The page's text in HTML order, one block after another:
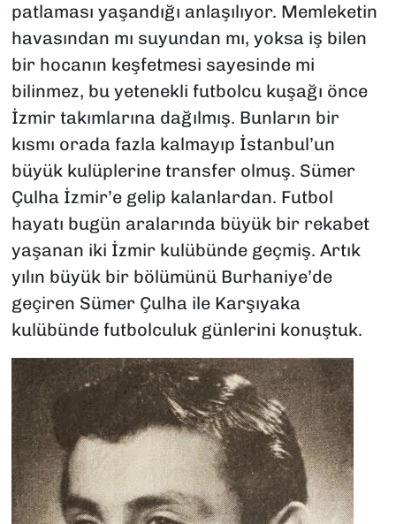
patlaması yaşandığı anlaşılıyor. Memleketin
havasından mı suyundan mı, yoksa iş bilen
bir hocanın keşfetmesi sayesinde mi
bilinmez, bu yetenekli futbolcu kuşağı önce
İzmir takımlarına dağılmış. Bunların bir
kısmı orada fazla kalmayıp İstanbul’un
büyük kulüplerine transfer olmuş. Sümer
Çulha İzmir’e gelip kalanlardan. Futbol
hayatı bugün aralarında büyük bir rekabet
yaşanan iki İzmir kulübünde geçmiş. Artık
yılın büyük bir bölümünü Burhaniye’de
geçiren Sümer Çulha ile Karşıyaka
kulübünde futbolculuk günlerini konuştuk.